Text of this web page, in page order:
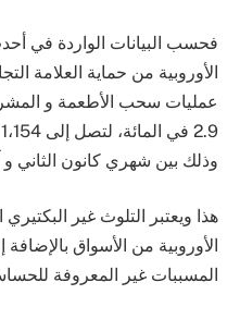
فحسب البيانات الواردة في
عمليات سحب الأطعمة و
وذلك بين شهري كانون الثاني و
هذا ويعتبر التلوث غير
الأوروبية من الأسواق
المسببات غير المعروفة